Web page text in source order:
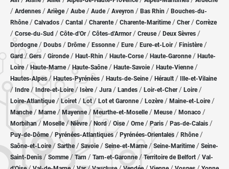
/ Ardennes / Ariège/ Aube/ Aude / Aveyron / Bas Rhin / Bouches-du-
Rhône/ Calvados / Cantal / Charente / Charente-Maritime/ Cher / Corrèze
/ Corse-du-Sud / Côte-d'Or / Côtes-d'Armor/ Creuse/ Deux Sèvres /
Dordogne/ Doubs / Drôme/ Essonne / Eure/ Eure-et-Loir / Finistère/
Gard/ Gers / Gironde/ Haut-Rhin / Haute-Corse/ Haute-Garonne/ Haute-
Loire/Haute-Marne/ Haute-Saône/ Haute-Savoie/ Haute-Vienne/
Hautes-Alpes/ Hautes-Pyrénées / Hauts-de-Seine/ Hérault / Ille-et-Vilaine
/ Indre/ Indre-et-Loire/ Isère/ Jura / Landes / Loir-et-Cher/ Loire/
Loire-Atlantique/ Loiret / Lot/ Lot et Garonne/ Lozère / Maine-et-Loire/
Manche/ Marne/ Mayenne/ Meurthe-et-Moselle/ Meuse/ Monaco /
Morbihan/ Moselle/ Nièvre / Nord/ Oise / Orne/Paris / Pas-de-Calais /
Puy-de-Dôme/ Pyrénées-Atlantiques / Pyrénées-Orientales / Rhône/
Saône-et-Loire/ Sarthe/ Savoie/ Seine-et-Marne/ Seine-Maritime/ Seine-
Saint-Denis /Somme/ Tarn / Tarn-et-Garonne/Territoire de Belfort / Val-